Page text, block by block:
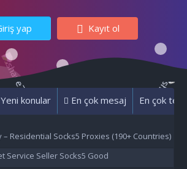
yap Kayıt ol
Yeni konular En çok mesaj En çok
– Residential Socks5 Proxies (190+ Countries)
Service Seller Socks5 Good